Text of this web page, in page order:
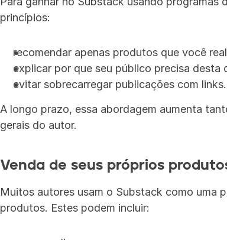
princípios:
recomendar apenas produtos que você
explicar por que seu público precisa desta
evitar sobrecarregar publicações com links.
A longo prazo, essa abordagem aumenta
gerais do autor.
Venda de seus próprios
Muitos autores usam o Substack como uma
produtos. Estes podem incluir: